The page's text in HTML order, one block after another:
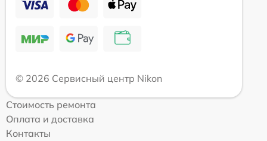
© 2026 Сервисный центр Nikon
Стоимость ремонта
Оплата и доставка
Контакты